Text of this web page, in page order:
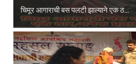
चिमूर आगाराची बस पलटी झाल्याने एक ठ...